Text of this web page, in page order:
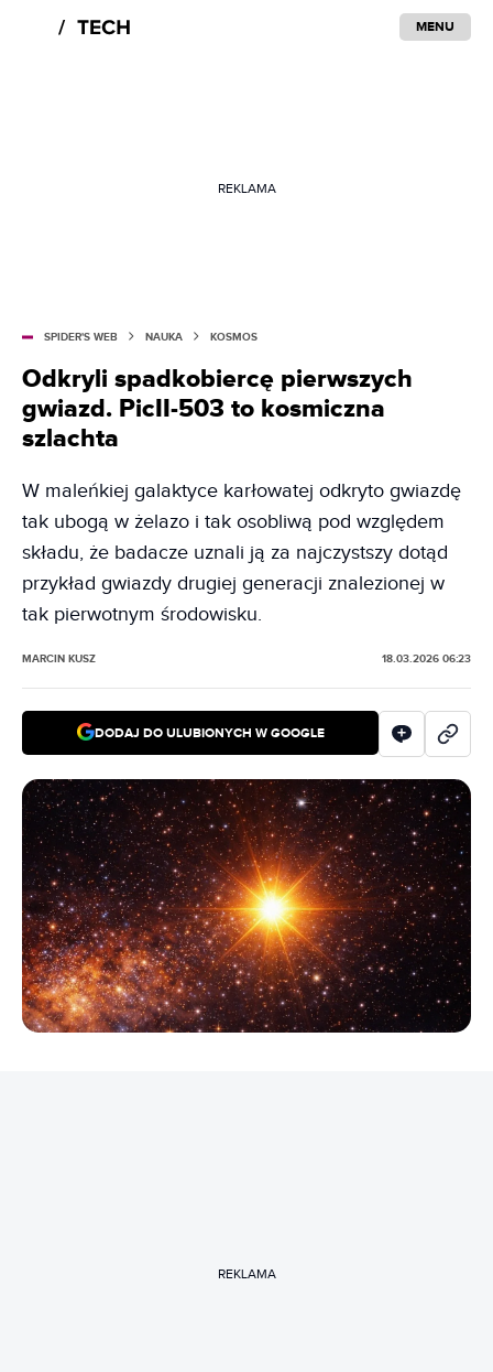
MENU
REKLAMA
SPIDER'S WEB NAUKA KOSMOS
Odkryli spadkobiercę pierwszych
gwiazd. PicII-503 to kosmiczna
szlachta
W maleńkiej galaktyce karłowatej odkryto gwiazdę
tak ubogą w żelazo i tak osobliwą pod względem
składu, że badacze uznali ją za najczystszy dotąd
przykład gwiazdy drugiej generacji znalezionej w
tak pierwotnym środowisku.
MARCIN KUSZ 18.03.2026 06:23
DODAJ DO ULUBIONYCH W GOOGLE
REKLAMA